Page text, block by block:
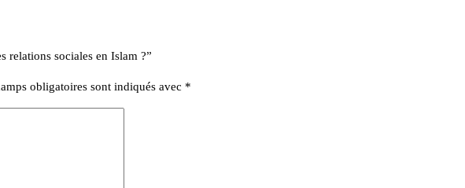
relations sociales en Islam ?”
obligatoires sont indiqués avec *